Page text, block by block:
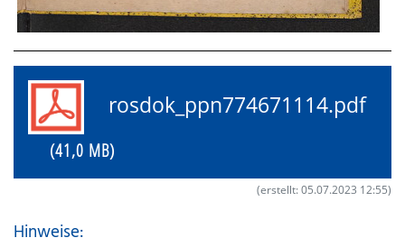
rosdok_ppn774671114.pdf
(41,0 MB)
(erstellt: 05.07.2023 12:55)
Hinweise: